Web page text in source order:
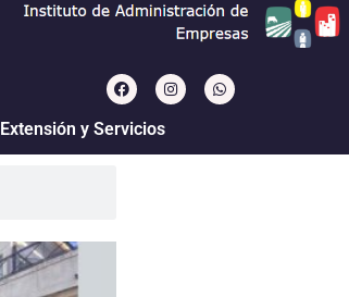
Extensión y Servicios